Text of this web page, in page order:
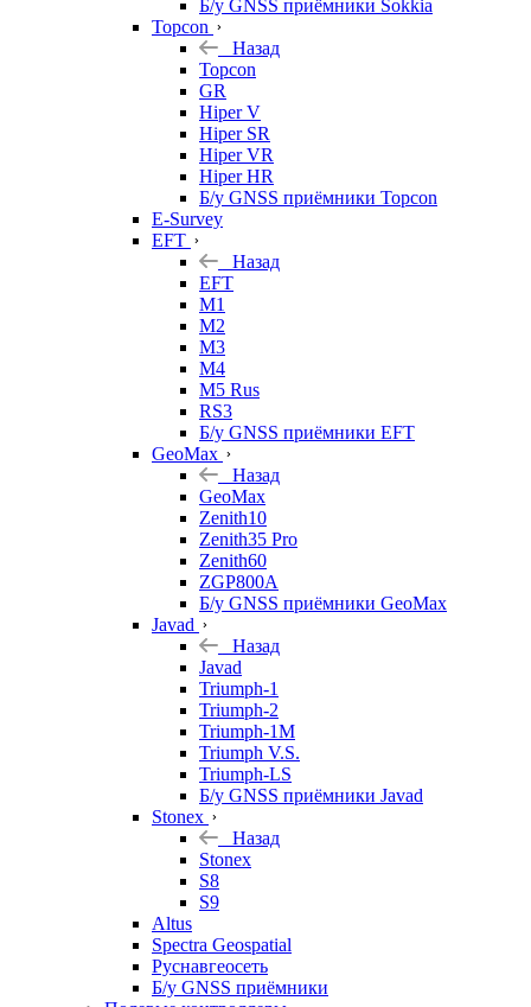
Б/у GNSS приёмники Sokkia
Topcon
Назад
Topcon
GR
Hiper V
Hiper SR
Hiper VR
Hiper HR
Б/у GNSS приёмники Topcon
E-Survey
EFT
Назад
EFT
M1
M2
M3
M4
M5 Rus
RS3
Б/у GNSS приёмники EFT
GeoMax
Назад
GeoMax
Zenith10
Zenith35 Pro
Zenith60
ZGP800A
Б/у GNSS приёмники GeoMax
Javad
Назад
Javad
Triumph-1
Triumph-2
Triumph-1M
Triumph V.S.
Triumph-LS
Б/у GNSS приёмники Javad
Stonex
Назад
Stonex
S8
S9
Altus
Spectra Geospatial
Руснавгеосеть
Б/у GNSS приёмники